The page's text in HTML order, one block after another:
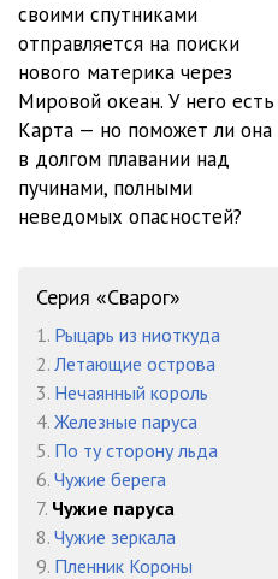
11
12
13
14
17
18
19
20
21
своими спутниками
отправляется на поиски
нового материка через
Мировой океан. У него есть
Карта — но поможет ли она
в долгом плавании над
пучинами, полными
неведомых опасностей?
Серия «Сварог»
1. Рыцарь из ниоткуда
2. Летающие острова
3. Нечаянный король
4. Железные паруса
5. По ту сторону льда
6. Чужие берега
7. Чужие паруса
8. Чужие зеркала
9. Пленник Короны